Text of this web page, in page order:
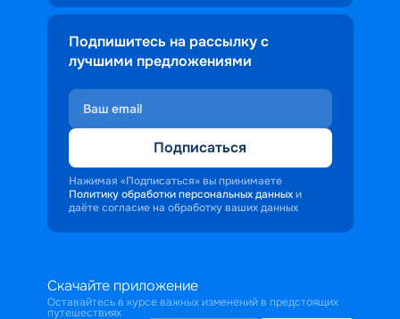
Подпишитесь на рассылку с
лучшими предложениями
Подписаться
Нажимая «Подписаться» вы принимаете
Политику обработки персональных данных и
даёте согласие на обработку ваших данных
Скачайте приложение
Оставайтесь в курсе важных изменений в предстоящих
путешествиях